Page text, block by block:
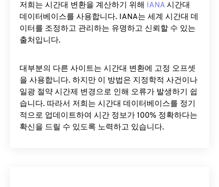
저희는 시간대 변환을 계산하기 위해 IANA 시간대
데이터베이스를 사용합니다. IANA는 세계 시간대 데
이터를 조정하고 관리하는 유명하고 신뢰할 수 있는
출처입니다.
대부분의 다른 사이트는 시간대 변환에 ​​고정 오프셋
을 사용합니다. 하지만 이 방법은 지정학적 사건이나
일광 절약 시간제 변경으로 인해 오류가 발생하기 쉽
습니다. 따라서 저희는 시간대 데이터베이스를 정기
적으로 업데이트하여 시간 정보가 100% 정확하다는
확신을 드릴 수 있도록 노력하고 있습니다.